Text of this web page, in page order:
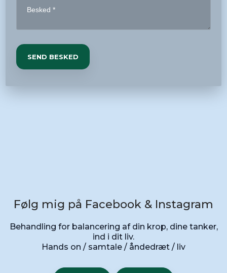
​Følg mig på Facebook & Instagram
Behandling for balancering af din krop, dine tanker,
ind i dit liv.
​Hands on / samtale / åndedræt / liv